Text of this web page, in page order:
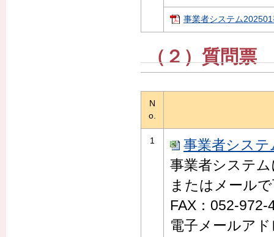
事業者システム
（２）質問票
N
o.
1
事業者システ
事業者システ
またはメール
FAX：
電子メールア